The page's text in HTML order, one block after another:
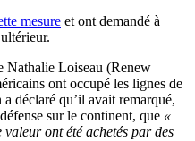
mesure et ont demandé à
Nathalie Loiseau (Renew
ont occupé les lignes de
déclaré qu’il avait remarqué,
sur le continent, que «
valeur ont été achetés par des